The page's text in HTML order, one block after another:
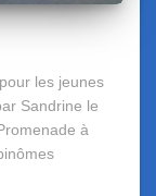
les jeunes
Sandrine le
à